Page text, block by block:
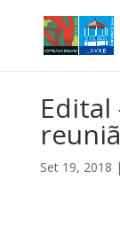
Edital
Set 19, 2018 |